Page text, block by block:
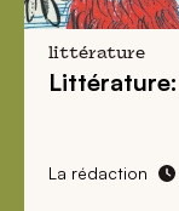
littérature
La rédaction